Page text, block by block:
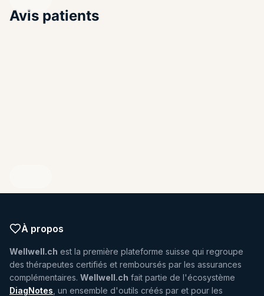
Avis patients
À propos
Wellwell.ch est la première plateforme suisse qui regroupe
des thérapeutes certifiés et remboursés par les assurances
complémentaires. Wellwell.ch fait partie de l'écosystème
DiagNotes , un ensemble d'outils créés par et pour les